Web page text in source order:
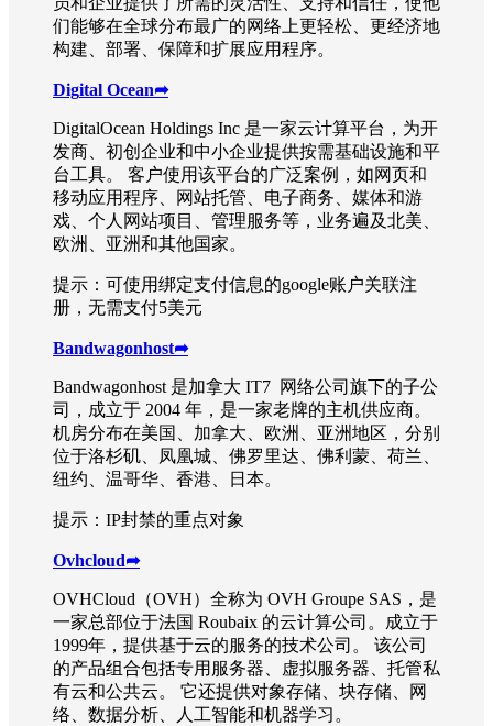
们能够在全球分布最广的网络上更轻松、更经济地
构建、部署、保障和扩展应用程序。
Digital Ocean➦
DigitalOcean Holdings Inc 是一家云计算平台，为开
发商、初创企业和中小企业提供按需基础设施和平
台工具。 客户使用该平台的广泛案例，如网页和
移动应用程序、网站托管、电子商务、媒体和游
戏、个人网站项目、管理服务等，业务遍及北美、
欧洲、亚洲和其他国家。
提示：可使用绑定支付信息的google账户关联注
册，无需支付5美元
Bandwagonhost➦
Bandwagonhost 是加拿大 IT7 网络公司旗下的子公
司，成立于 2004 年，是一家老牌的主机供应商。
机房分布在美国、加拿大、欧洲、亚洲地区，分别
位于洛杉矶、凤凰城、佛罗里达、佛利蒙、荷兰、
纽约、温哥华、香港、日本。
提示：IP封禁的重点对象
Ovhcloud➦
OVHCloud（OVH）全称为 OVH Groupe SAS，是
一家总部位于法国 Roubaix 的云计算公司。成立于
1999年，提供基于云的服务的技术公司。 该公司
的产品组合包括专用服务器、虚拟服务器、托管私
有云和公共云。 它还提供对象存储、块存储、网
络、数据分析、人工智能和机器学习。